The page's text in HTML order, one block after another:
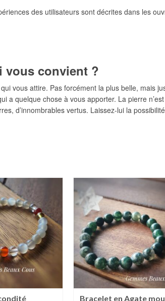
des utilisateurs sont décrites dans les
vous convient ?
vous attire. Pas forcément la plus belle, mais
a quelque chose à vous apporter. La pierre
d’innombrables vertus. Laissez-lui la
Bracelet en Agate